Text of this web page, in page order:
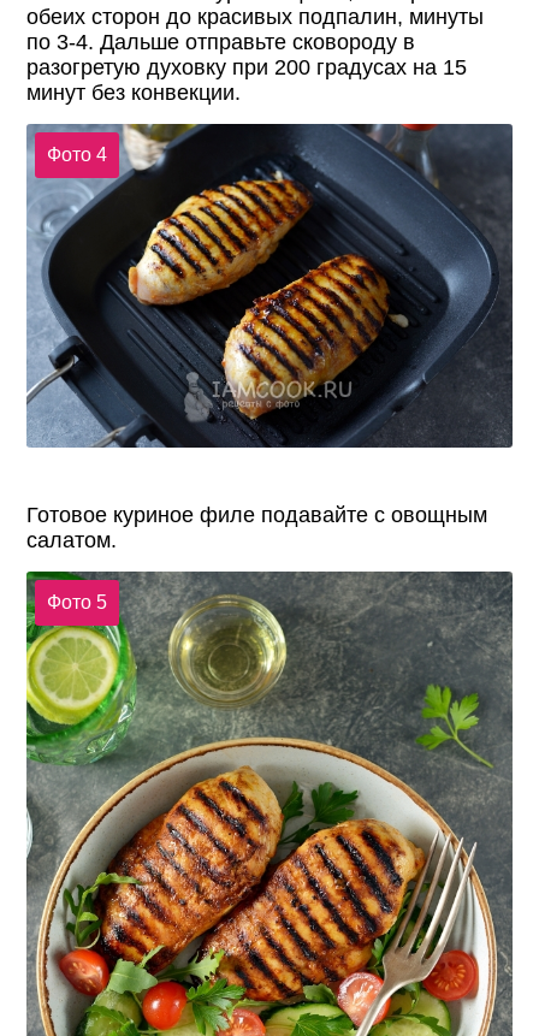
обеих сторон до красивых подпалин, минуты
по 3-4. Дальше отправьте сковороду в
разогретую духовку при 200 градусах на 15
минут без конвекции.
Фото 4
Готовое куриное филе подавайте с овощным
салатом.
Фото 5